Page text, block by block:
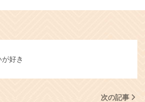
好き
次の記事